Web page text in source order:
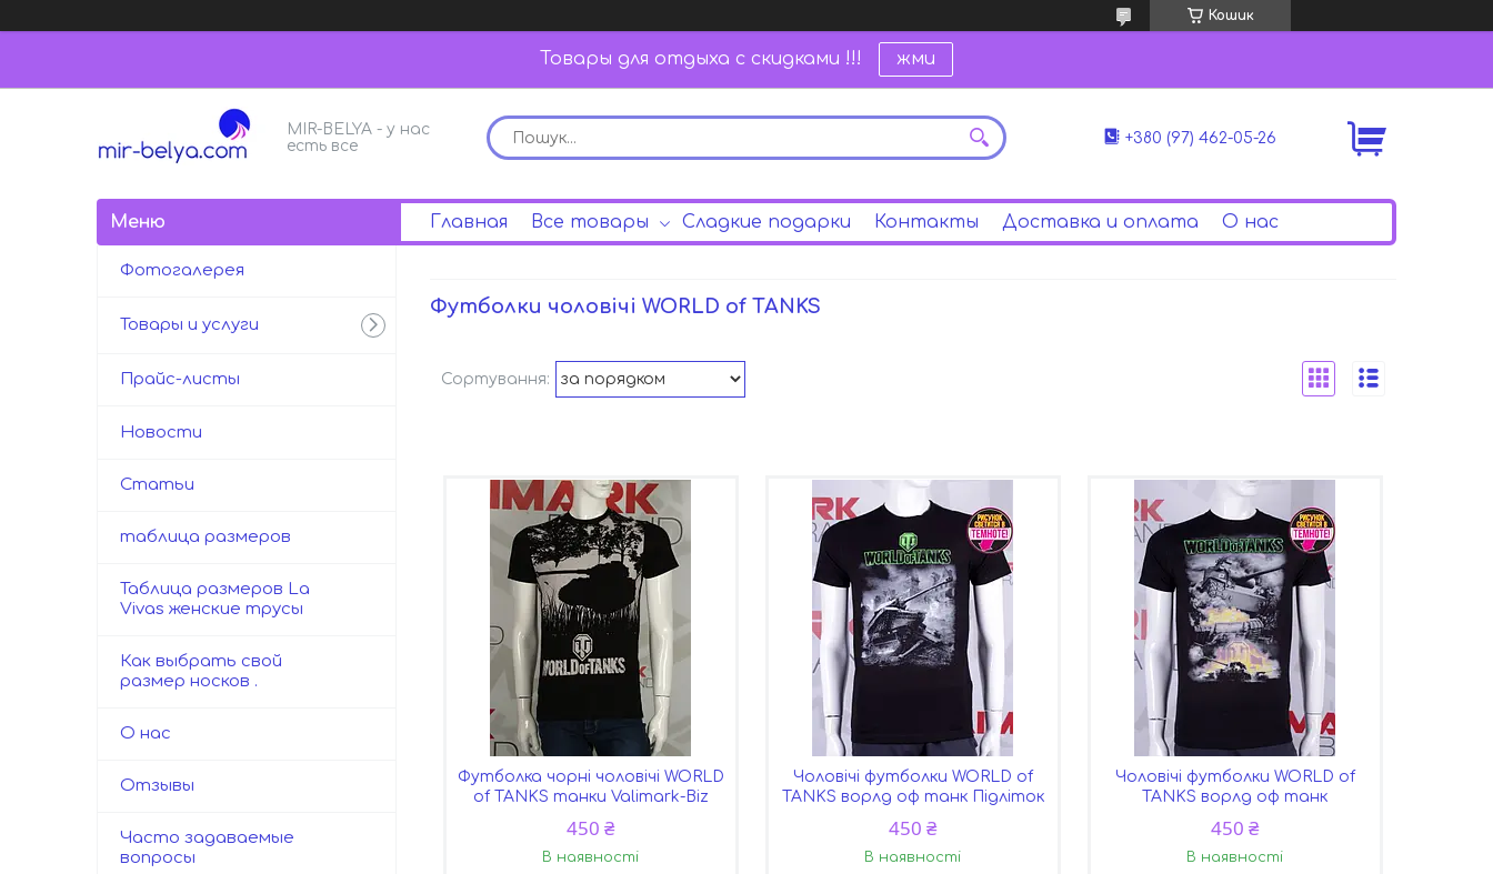
Кошик
Товары для отдыха с скидками !!! жми
MIR-BELYA - у нас
есть все
+380 (97) 462-05-26
Главная Все товары Сладкие подарки Контакты Доставка и оплата О нас
Футболки чоловічі WORLD of TANKS
Футболка чорні чоловічі WORLD
of TANKS танки Valimark-Biz
450 ₴
В наявності
Чоловічі футболки WORLD of
TANKS ворлд оф танк Підліток
450 ₴
В наявності
Чоловічі футболки WORLD of
TANKS ворлд оф танк
450 ₴
В наявності
Фотогалерея
Товары и услуги
Прайс-листы
Новости
Статьи
таблица размеров
Таблица размеров La
Vivas женские трусы
Как выбрать свой
размер носков .
О нас
Отзывы
Часто задаваемые
вопросы